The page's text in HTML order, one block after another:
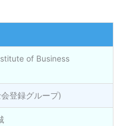
of Business
登録グループ)